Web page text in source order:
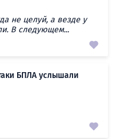
не целуй, а везде у
В следующем...
БПЛА услышали